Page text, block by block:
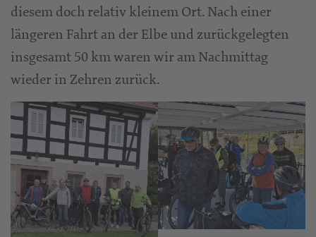
diesem doch relativ kleinem Ort. Nach einer
längeren Fahrt an der Elbe und zurückgelegten
insgesamt 50 km waren wir am Nachmittag
wieder in Zehren zurück.